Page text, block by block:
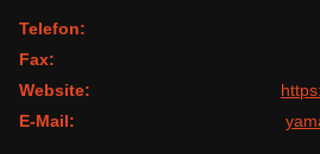
Telefon:
Fax:
Website:
E-Mail: